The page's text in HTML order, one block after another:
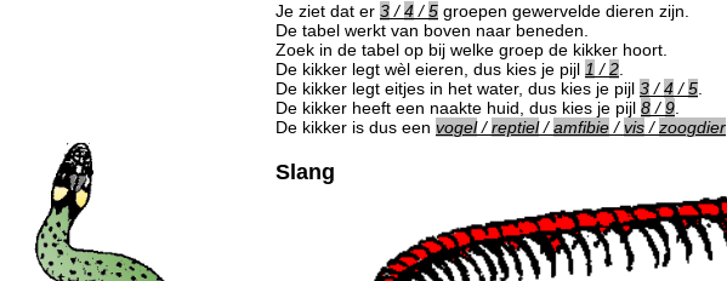
Je ziet dat er 3/4/5 groepen gewervelde dieren zijn.
De tabel werkt van boven naar beneden.
Zoek in de tabel op bij welke groep de kikker hoort.
De kikker legt wèl eieren, dus kies je pijl 1 /2
De kikker legt eitjes in het water, dus kies je pijl 3/4/5
De kikker heeft een naakte huid, dus kies je pijl 8/9
De kikker is dus een vogel/reptiel/amfibie/vis/zoogdier
Slang